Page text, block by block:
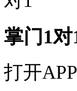
掌门1对
打开